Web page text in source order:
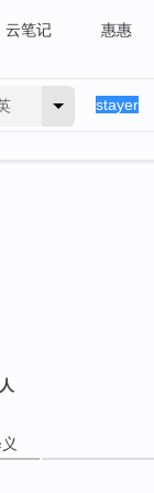
云笔记 惠惠